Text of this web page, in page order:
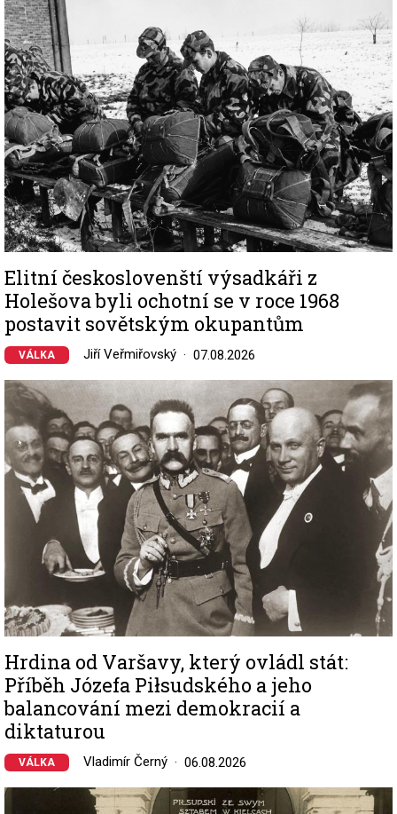
Image
Elitní českoslovenští výsadkáři z
Holešova byli ochotní se v roce 1968
postavit sovětským okupantům
VÁLKA Jiří Veřmiřovský 07.08.2026
Image
Hrdina od Varšavy, který ovládl stát:
Příběh Józefa Piłsudského a jeho
balancování mezi demokracií a
diktaturou
VÁLKA Vladimír Černý 06.08.2026
Image